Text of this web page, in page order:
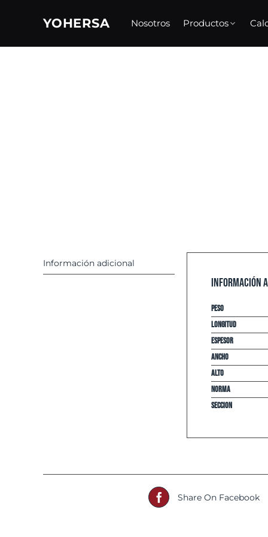
Información adicional
Información
Peso
Longitud
espesor
Ancho
Alto
Norma
Seccion
Share On Facebook
YOHERSA Nosotros Productos